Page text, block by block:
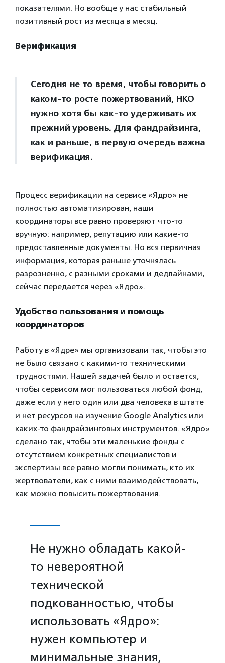
показателями. Но вообще у нас стабильный
позитивный рост из месяца в месяц.
Верификация
Сегодня не то время, чтобы говорить о
каком-то росте пожертвований, НКО
нужно хотя бы как-то удерживать их
прежний уровень. Для фандрайзинга,
как и раньше, в первую очередь важна
верификация.
Процесс верификации на сервисе «Ядро» не
полностью автоматизирован, наши
координаторы все равно проверяют что-то
вручную: например, репутацию или какие-то
предоставленные документы. Но вся первичная
информация, которая раньше уточнялась
разрозненно, с разными сроками и дедлайнами,
сейчас передается через «Ядро».
Удобство пользования и помощь
координаторов
Работу в «Ядре» мы организовали так, чтобы это
не было связано с какими-то техническими
трудностями. Нашей задачей было и остается,
чтобы сервисом мог пользоваться любой фонд,
даже если у него один или два человека в штате
и нет ресурсов на изучение Google Analytics или
каких-то фандрайзинговых инструментов. «Ядро»
сделано так, чтобы эти маленькие фонды с
отсутствием конкретных специалистов и
экспертизы все равно могли понимать, кто их
жертвователи, как с ними взаимодействовать,
как можно повысить пожертвования.
Не нужно обладать какой-
то невероятной
технической
подкованностью, чтобы
использовать «Ядро»:
нужен компьютер и
минимальные знания,